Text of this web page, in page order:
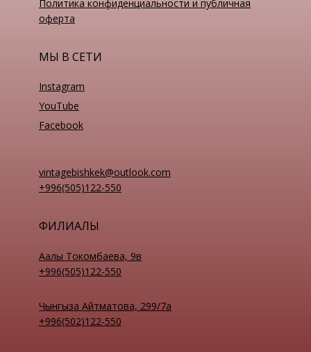
Политика конфиденциальности и публичная
оферта
МЫ В СЕТИ
Instagram
YouTube
Facebook
ФИЛИАЛЫ
Аалы Токомбаева, 9в
+996(505)122-550
Чынгыза Айтматова, 299/7а
+996(502)122-550
vintagebishkek@outlook.com
+996(505)122-550